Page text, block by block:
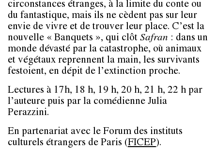
circonstances étranges, à la limite du conte ou
du fantastique, mais ils ne cèdent pas sur leur
envie de vivre et de trouver leur place. C’est la
nouvelle « Banquets », qui clôt Safran : dans un
monde dévasté par la catastrophe, où animaux
et végétaux reprennent la main, les survivants
festoient, en dépit de l’extinction proche.
Lectures à 17h, 18 h, 19 h, 20 h, 21 h, 22 h par
l’auteure puis par la comédienne Julia
Perazzini.
En partenariat avec le Forum des instituts
culturels étrangers de Paris (FICEP).